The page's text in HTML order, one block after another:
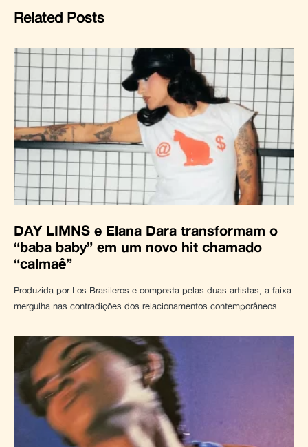
Related Posts
DAY LIMNS e Elana Dara transformam o
“baba baby” em um novo hit chamado
“calmaê”
Produzida por Los Brasileros e composta pelas duas artistas, a faixa
mergulha nas contradições dos relacionamentos contemporâneos